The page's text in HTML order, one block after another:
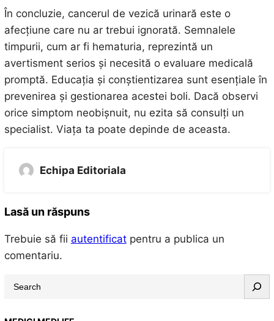
În concluzie, cancerul de vezică urinară este o
afecțiune care nu ar trebui ignorată. Semnalele
timpurii, cum ar fi hematuria, reprezintă un
avertisment serios și necesită o evaluare medicală
promptă. Educația și conștientizarea sunt esențiale în
prevenirea și gestionarea acestei boli. Dacă observi
orice simptom neobișnuit, nu ezita să consulți un
specialist. Viața ta poate depinde de aceasta.
Echipa Editoriala
Lasă un răspuns
Trebuie să fii autentificatpentru a publica un
comentariu.